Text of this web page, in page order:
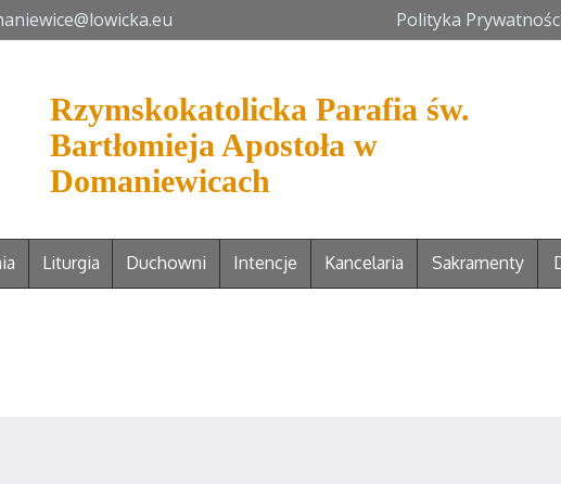
Polityka
Rzymskokatolicka Parafia św.
Bartłomieja Apostoła w
Domaniewicach
Liturgia Duchowni Intencje Kancelaria Sakramenty